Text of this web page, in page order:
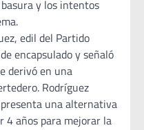
y los intentos
edil del Partido
encapsulado y señaló
derivó en una
Rodríguez
una alternativa
4 años para mejorar la